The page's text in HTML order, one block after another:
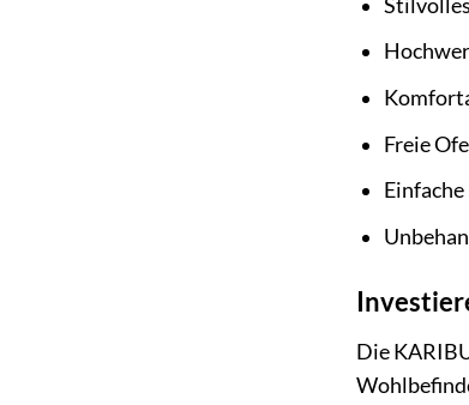
Freie
Die